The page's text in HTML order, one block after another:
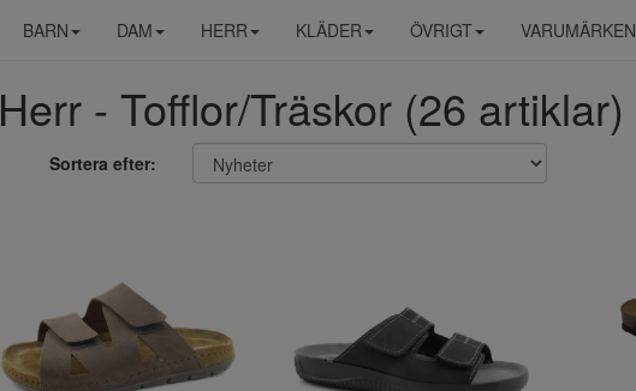
BARN DAM HERR KLÄDER ÖVRIGT VARUMÄRKEN
Herr - Tofflor/Träskor (26 artiklar)
Sortera efter: